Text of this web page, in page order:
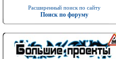
Расширенный поиск по сайту
Поиск по форуму